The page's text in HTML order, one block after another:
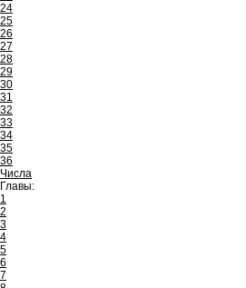
24
25
26
27
28
29
30
31
32
33
34
35
36
Числа
Главы:
1
2
3
4
5
6
7